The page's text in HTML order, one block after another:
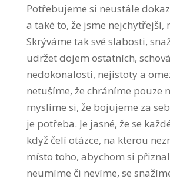
Potřebujeme si neustále
a také to, že jsme nejchytřejší,
Skrýváme tak své slabosti,
udržet dojem ostatních,
nedokonalosti, nejistoty a
netušíme, že chráníme pouze
myslíme si, že bojujeme za
je potřeba. Je jasné, že se
když čelí otázce, na kterou
místo toho, abychom si
neumíme či nevíme, se